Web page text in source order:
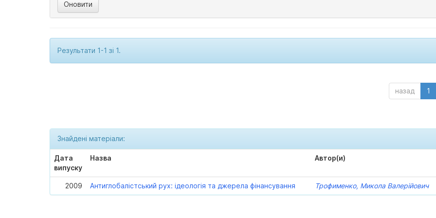
Результати 1-1 зі 1.
назад 1
Знайдені матеріали:
Дата
випуску
Назва Автор(и)
2009 Антиглобалістський рух: ідеологія та джерела фінансування Трофименко, Микола Валерійович